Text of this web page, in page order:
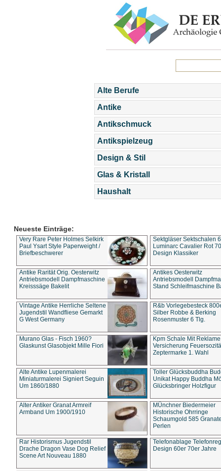
Alte Berufe
Antike
Antikschmuck
Antikspielzeug
Design & Stil
Glas & Kristall
Haushalt
Neueste Einträge:
Very Rare Peter Holmes Selkirk
Paul Ysart Style Paperweight /
Briefbeschwerer
Sektgläser Sektschalen
Luminarc Cavalier Rot
Design Klassiker
Antike Rarität Orig. Oesterwitz
Antriebsmodell Dampfmaschine
Kreisssäge Bakelit
Antikes Oesterwitz
Antriebsmodell
Stand Schleifmaschine
Vintage Antike Herrliche Seltene
Jugendstil Wandfliese Gemarkt
G West Germany
R&b Vorlegebesteck
Silber Robbe & Berking
Rosenmuster 6 Tlg.
Murano Glas - Fisch 1960?
Glaskunst Glasobjekt Mille Fiori
Kpm Schale Mit Reklame
Versicherung
Zeptermarke 1. Wahl
Alte Antike Lupenmalerei
Miniaturmalerei Signiert Seguin
Um 1860/1880
Toller Glücksbuddha
Unikat Happy Buddha
Glücksbringer Holzfigur
Alter Antiker Granat Armreif
Armband Um 1900/1910
MÜnchner Biedermeier
Historische Ohrringe
Schaumgold 585
Perlen
Rar Historismus Jugendstil
Drache Dragon Vase Dog Relief
Scene Art Nouveau 1880
Telefonablage
Design 60er 70er Jahre